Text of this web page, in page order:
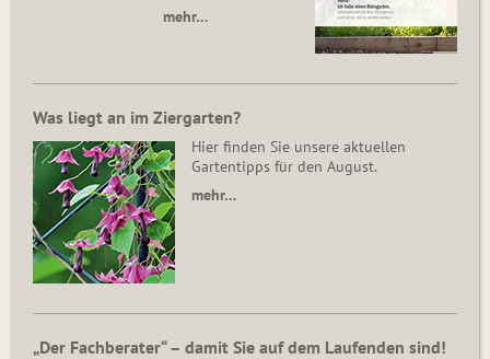
mehr…
Was liegt an im Ziergarten?
Hier finden Sie unsere aktuellen
Gartentipps für den August.
mehr…
„Der Fachberater“ – damit Sie auf dem Laufenden sind!